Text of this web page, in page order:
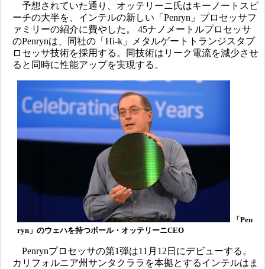
予想されていた通り、オッテリーニ氏はキーノートスピ
ーチの大半を、インテルの新しい「Penryn」プロセッサフ
ァミリーの紹介に費やした。 45ナノメートルプロセッサ
のPenrynは、同社の「Hi-k」メタルゲートトランジスタプ
ロセッサ技術を採用する。同技術はリーク電流を減少させ
ると同時に性能アップを実現する。
「Pen
ryn」のウェハを持つポール・オッテリーニCEO
Penrynプロセッサの第1弾は11月12日にデビューする。
カリフォルニア州サンタクララを本拠とするインテルはま